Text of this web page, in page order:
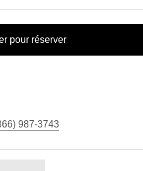
pour réserver
987-3743